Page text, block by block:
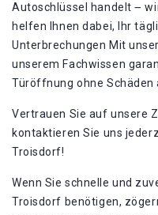
Autoschlüssel handelt ౼
helfen Ihnen dabei, Ihr
Unterbrechungen Mit
unserem Fachwissen
Türöffnung ohne Schäden
Vertrauen Sie auf unsere
kontaktieren Sie uns
Troisdorf!
Wenn Sie schnelle und
Troisdorf benötigen,